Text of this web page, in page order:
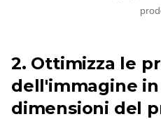
2. Ottimizza le
dell'immagine
dimensioni del